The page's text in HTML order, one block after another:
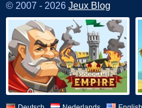
© 2007 - 2026 Jeux Blog